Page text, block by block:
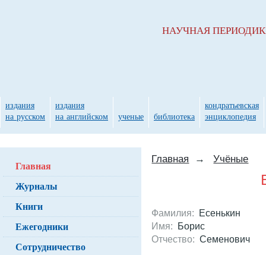
Главная → Учёные
Фамилия: Есенькин
Имя: Борис
Отчество: Семенович
Главная
Журналы
Книги
Ежегодники
Сотрудничество
НАУЧНАЯ
издания
на русском
издания
на английском
ученые библиотека
кондратьевская
энциклопедия